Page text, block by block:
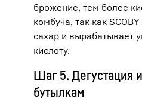
брожение, тем более
комбуча, так как
сахар и вырабатывает
кислоту.
Шаг 5. Дегустация
бутылкам